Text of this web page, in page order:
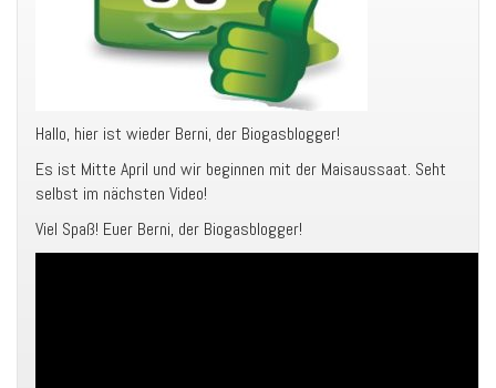
Hallo, hier ist wieder Berni, der Biogasblogger!
Es ist Mitte April und wir beginnen mit der Maisaussaat. Seht
selbst im nächsten Video!
Viel Spaß! Euer Berni, der Biogasblogger!